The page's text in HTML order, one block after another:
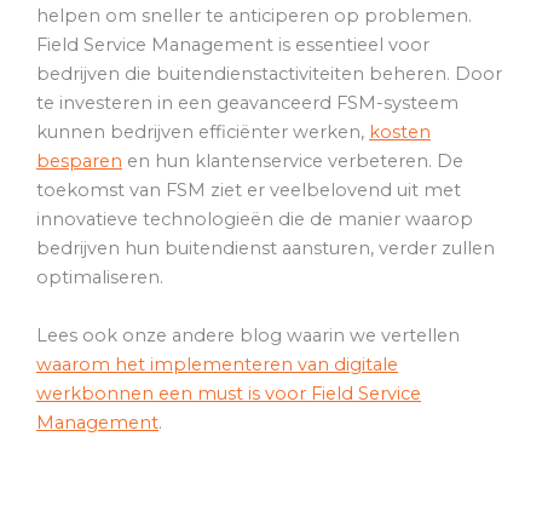
helpen om sneller te anticiperen op problemen.
Field Service Management is essentieel voor
bedrijven die buitendienstactiviteiten beheren. Door
te investeren in een geavanceerd FSM-systeem
kunnen bedrijven efficiënter werken, kosten
besparen en hun klantenservice verbeteren. De
toekomst van FSM ziet er veelbelovend uit met
innovatieve technologieën die de manier waarop
bedrijven hun buitendienst aansturen, verder zullen
optimaliseren.
Lees ook onze andere blog waarin we vertellen
waarom het implementeren van digitale
werkbonnen een must is voor Field Service
Management.